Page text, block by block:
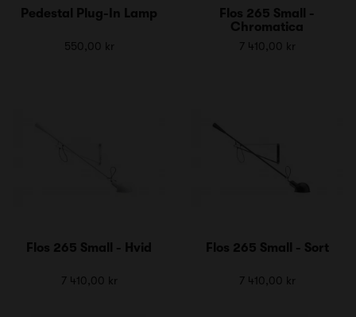
Pedestal Plug-In Lamp
550,00 kr
Flos 265 Small -
Chromatica
7 410,00 kr
Flos 265 Small - Hvid
7 410,00 kr
Flos 265 Small - Sort
7 410,00 kr